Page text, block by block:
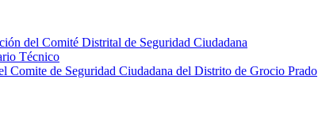
del Comité Distrital de Seguridad Ciudadana
Técnico
Comite de Seguridad Ciudadana del Distrito de Grocio Prado